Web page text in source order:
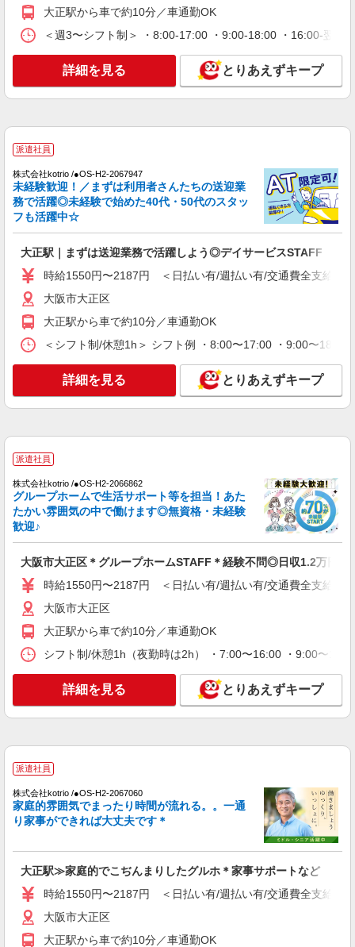
通費全支給(ガソリン代含む)＞
大阪市大正区
キープ 詳細を見る
派遣社員
時給1550円〜2187円 ＜日払い有/週払い有/交
通費全支給(ガソリン代含む)＞
大阪市大正区
詳細を見る
派遣社員
株式会社kotrio /●OS-H2-2012146
住宅の介護♪
時給1550円〜2187円 ＜日払い有/週払い有/交
大阪市大正区
キープ 詳細を見る
株式会社kotrio /●OS-H2-2067324
大正駅/未経験OK★誰かの支えになれる人に！
グルホの世話人♪
時給1550円〜2187円 ＜日払い有/週払い有/交
キープ 詳細を見る
派遣社員
株式会社kotrio /●OS-H2-2051107
タイパ最強！希望の働き方が叶う有料住宅のス
タッフ★＠大正駅
時給1550円〜2187円 ＜日払い有/週払い有/交
通費全支給(ガソリン代含む)＞
派遣社員
株式会社kotrio /●OS-H2-2094062
＜面接なし＞デイサービスでリハビリ補助・送
時給1550円〜2187円 ＜日払い有/週払い有/交
通費全支給(ガソリン代含む)＞
大阪市大正区
キープ
大正駅から車で約10分／車通勤OK
＜週3〜シフト制＞ ・8:00-17:00 ・9:00-18:00 ・16:00-
詳細を見る とりあえずキープ
派遣社員
株式会社kotrio /●OS-H2-2067947
未経験歓迎！／まずは利用者さんたちの送迎業
務で活躍◎未経験で始めた40代・50代のスタッ
フも活躍中☆
大正駅｜まずは送迎業務で活躍しよう◎デイサービスSTAFF
時給1550円〜2187円 ＜日払い有/週払い有/交通費全支給(ガ
大阪市大正区
大正駅から車で約10分／車通勤OK
＜シフト制/休憩1h＞ シフト例 ・8:00〜17:00 ・9:00〜
詳細を見る とりあえずキープ
派遣社員
株式会社kotrio /●OS-H2-2066862
グループホームで生活サポート等を担当！あた
たかい雰囲気の中で働けます◎無資格・未経験
歓迎♪
大阪市大正区＊グループホームSTAFF＊経験不問◎日収1.2万円も
時給1550円〜2187円 ＜日払い有/週払い有/交通費全支給(ガ
大阪市大正区
大正駅から車で約10分／車通勤OK
シフト制/休憩1h（夜勤時は2h） ・7:00〜16:00 ・9:00〜
詳細を見る とりあえずキープ
派遣社員
株式会社kotrio /●OS-H2-2067060
家庭的雰囲気でまったり時間が流れる。。一通
り家事ができれば大丈夫です＊
大正駅≫家庭的でこぢんまりしたグルホ＊家事サポートなど
時給1550円〜2187円 ＜日払い有/週払い有/交通費全支給(ガ
大阪市大正区
大正駅から車で約10分／車通勤OK